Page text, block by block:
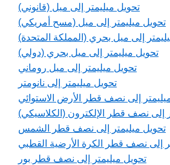
تحويل ميليمتر إلى ميل (قانوني)
تحويل ميليمتر إلى ميل (مسح أمريكي)
إلى ميل بحري (المملكة المتحدة)
تحويل ميليمتر إلى ميل بحري (دولي)
تحويل ميليمتر إلى ميل روماني
تحويل ميليمتر إلى نانومتر
إلى نصف قطر الأرض الاستوائي
إلى نصف قطر الإلكترون (الكلاسيكي)
تحويل ميليمتر إلى نصف قطر الشمس
إلى نصف قطر الكرة الأرضية القطبي
تحويل ميليمتر إلى نصف قطر بور